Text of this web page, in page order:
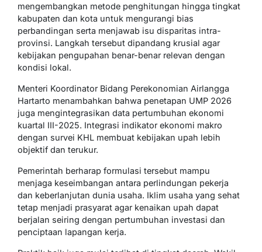
mengembangkan metode penghitungan hingga tingkat
kabupaten dan kota untuk mengurangi bias
perbandingan serta menjawab isu disparitas intra-
provinsi. Langkah tersebut dipandang krusial agar
kebijakan pengupahan benar-benar relevan dengan
kondisi lokal.
Menteri Koordinator Bidang Perekonomian Airlangga
Hartarto menambahkan bahwa penetapan UMP 2026
juga mengintegrasikan data pertumbuhan ekonomi
kuartal III-2025. Integrasi indikator ekonomi makro
dengan survei KHL membuat kebijakan upah lebih
objektif dan terukur.
Pemerintah berharap formulasi tersebut mampu
menjaga keseimbangan antara perlindungan pekerja
dan keberlanjutan dunia usaha. Iklim usaha yang sehat
tetap menjadi prasyarat agar kenaikan upah dapat
berjalan seiring dengan pertumbuhan investasi dan
penciptaan lapangan kerja.